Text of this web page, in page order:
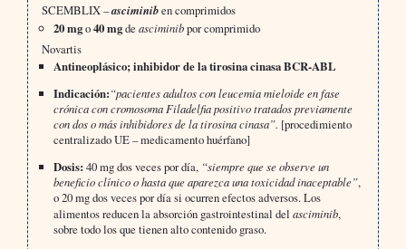
SCEMBLIX –asciminiben comprimidos
20 mgo40 mgdeasciminibpor comprimido
Novartis
Antineoplásico; inhibidor de la tirosina cinasa BCR-ABL
Indicación:“pacientes adultos con leucemia mieloide en fase
crónica con cromosoma Filadelfia positivo tratados previamente
con dos o más inhibidores de la tirosina cinasa”. [procedimiento
centralizado UE – medicamento huérfano]
Dosis:40 mg dos veces por día, “siempre que se observe un
beneficio clínico o hasta que aparezca una toxicidad inaceptable”,
o 20 mg dos veces por día si ocurren efectos adversos. Los
alimentos reducen la absorción gastrointestinal delasciminib,
sobre todo los que tienen alto contenido graso.